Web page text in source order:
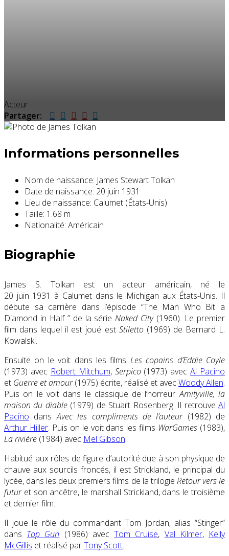
Acteur
Partager:
Informations personnelles
Nom de naissance: James Stewart Tolkan
Date de naissance: 20 juin 1931
Lieu de naissance: Calumet (États-Unis)
Taille: 1.68 m
Nationalité: Américain
Biographie
James S. Tolkan est un acteur américain, né le
20 juin 1931 à Calumet dans le Michigan aux États-Unis. Il
débute sa carrière dans l’épisode “The Man Who Bit a
Diamond in Half ” de la sérieNaked City(1960). Le premier
film dans lequel il est joué est Stiletto(1969) de Bernard L.
Kowalski.
Ensuite on le voit dans les films Les copains d’Eddie Coyle
(1973) avec Robert Mitchum, Serpico(1973) avecAl Pacino
et Guerre et amour(1975) écrite, réalisé et avecWoody Allen.
Puis on le voit dans le classique de l’horreurAmityville, la
maison du diable(1979) de Stuart Rosenberg. Il retrouveAl
Pacino dansAvec les compliments de l’auteur(1982) de
Arthur Hiller. Puis on le voit dans les films WarGames (1983),
La rivière (1984) avec Mel Gibson.
Habitué aux rôles de figure d’autorité due à son physique de
chauve aux sourcils froncés, il est Strickland, le principal du
lycée, dans les deux premiers films de la trilogie Retour vers le
futuret son ancêtre, le marshall Strickland, dans le troisième
et dernier film.
Il joue le rôle du commandant Tom Jordan, alias “Stinger”
dans Top Gun (1986) avecTom Cruise, Val Kilmer, Kelly
McGillis et réalisé parTony Scott.